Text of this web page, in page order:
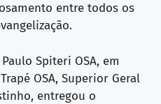
entre todos os
Spiteri OSA, em
OSA, Superior Geral
entregou o